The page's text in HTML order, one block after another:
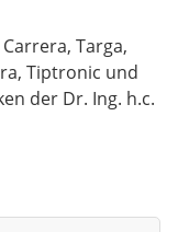
Targa,
Tiptronic und
der Dr. Ing. h.c.